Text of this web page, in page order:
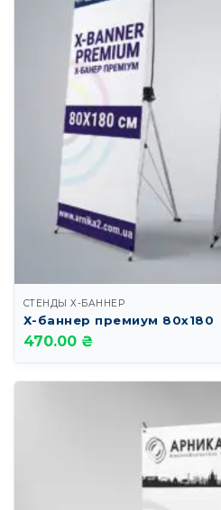
СТЕНДЫ Х-БАННЕР
Х-баннер премиум 80х180
470.00 ₴